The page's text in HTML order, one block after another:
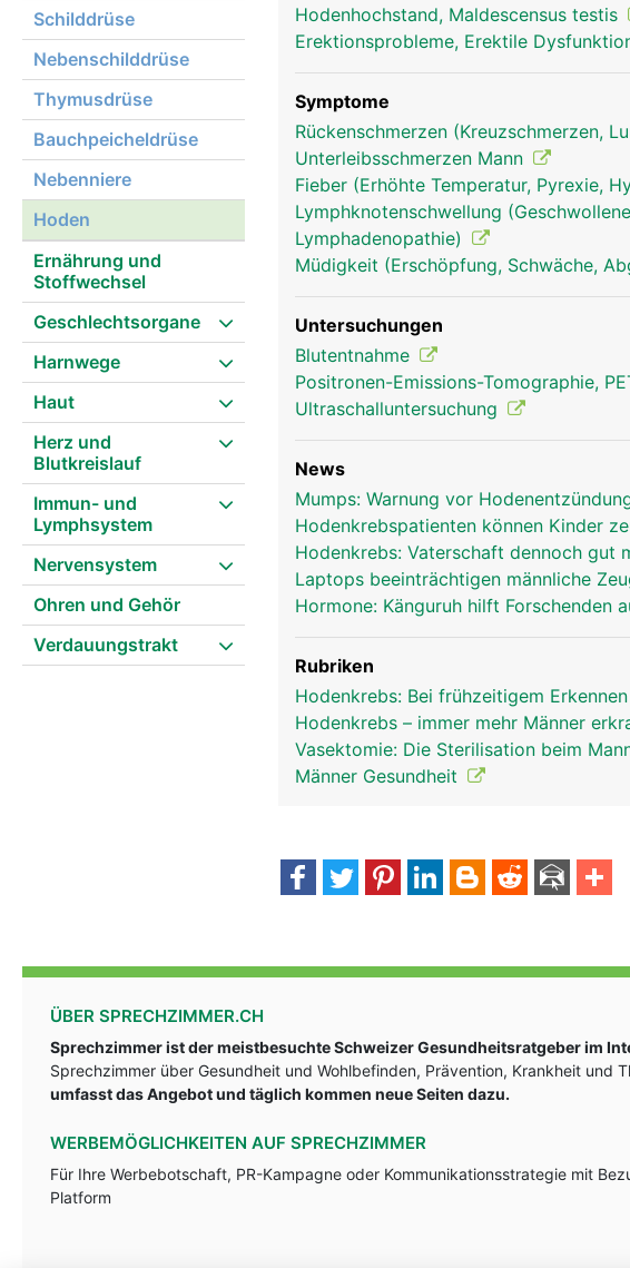
Schilddrüse
Nebenschilddrüse
Thymusdrüse
Bauchpeicheldrüse
Nebenniere
Hoden
Ernährung und
Stoffwechsel
Geschlechtsorgane
Harnwege
Haut
Herz und
Blutkreislauf
Immun- und
Lymphsystem
Nervensystem
Ohren und Gehör
Verdauungstrakt
Hodenhochstand, Maldescensus testis
Erektionsprobleme, Erektile
Symptome
Rückenschmerzen (Kreuzschmerzen,
Unterleibsschmerzen Mann
Fieber (Erhöhte Temperatur, Pyrexie,
Lymphknotenschwellung
Lymphadenopathie)
Müdigkeit (Erschöpfung, Schwäche,
Untersuchungen
Blutentnahme
Positronen-Emissions-Tomographie,
Ultraschalluntersuchung
News
Mumps: Warnung vor
Hodenkrebspatienten können Kinder
Hodenkrebs: Vaterschaft dennoch gut
Laptops beeinträchtigen männliche
Hormone: Känguruh hilft Forschenden
Rubriken
Hodenkrebs: Bei frühzeitigem
Hodenkrebs – immer mehr Männer
Vasektomie: Die Sterilisation beim
Männer Gesundheit
ÜBER SPRECHZIMMER.CH
Sprechzimmer ist der meistbesuchte Schweizer Gesundheitsratgeber im
Sprechzimmer über Gesundheit und Wohlbefinden, Prävention, Krankheit und
umfasst das Angebot und täglich kommen neue Seiten dazu.
WERBEMÖGLICHKEITEN AUF SPRECHZIMMER
Für Ihre Werbebotschaft, PR-Kampagne oder Kommunikationsstrategie mit
Platform